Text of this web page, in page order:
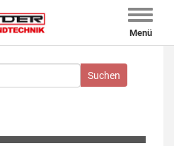
Toggle
Menü